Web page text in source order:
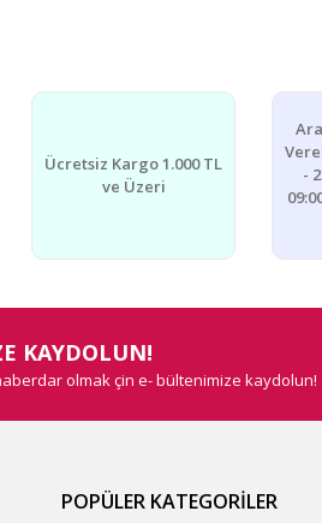
Ücretsiz Kargo 1.000 TL
ve Üzeri
-
KAYDOLUN!
olmak çin e- bültenimize kaydolun!
POPÜLER KATEGORİLER